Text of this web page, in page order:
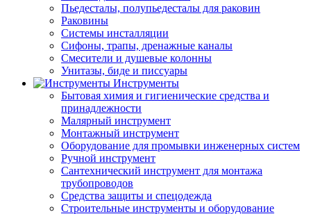
Пьедесталы, полупьедесталы для раковин
Раковины
Системы инсталляции
Сифоны, трапы, дренажные каналы
Смесители и душевые колонны
Унитазы, биде и писсуары
Инструменты
Бытовая химия и гигиенические средства и
принадлежности
Малярный инструмент
Монтажный инструмент
Оборудование для промывки инженерных систем
Ручной инструмент
Сантехнический инструмент для монтажа
трубопроводов
Средства защиты и спецодежда
Строительные инструменты и оборудование